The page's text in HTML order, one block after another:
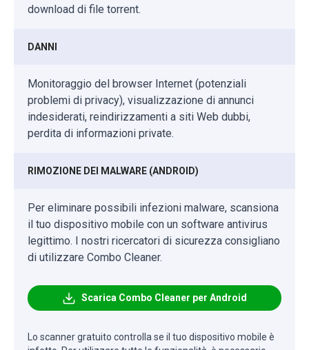
download di file torrent.
DANNI
Monitoraggio del browser Internet (potenziali
problemi di privacy), visualizzazione di annunci
indesiderati, reindirizzamenti a siti Web dubbi,
perdita di informazioni private.
RIMOZIONE DEI MALWARE (ANDROID)
Per eliminare possibili infezioni malware, scansiona
il tuo dispositivo mobile con un software antivirus
legittimo. I nostri ricercatori di sicurezza consigliano
di utilizzare Combo Cleaner.
Scarica Combo Cleaner per Android
Lo scanner gratuito controlla se il tuo dispositivo mobile è